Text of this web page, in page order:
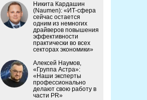
Никита Кардашин
(Naumen): «ИТ-сфера
сейчас остается
одним из немногих
драйверов повышения
эффективности
практически во всех
секторах экономики»
Алексей Наумов,
«Группа Астра»:
«Наши эксперты
профессионально
делают свою работу в
части PR»